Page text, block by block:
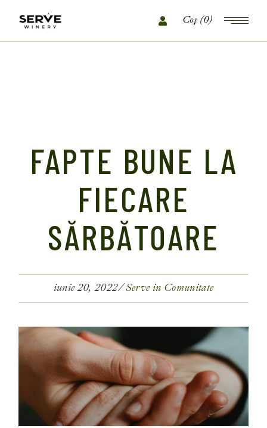
(0)
FAPTE BUNE LA
FIECARE
SĂRBĂTOARE
iunie 20, 2022 Serve in Comunitate